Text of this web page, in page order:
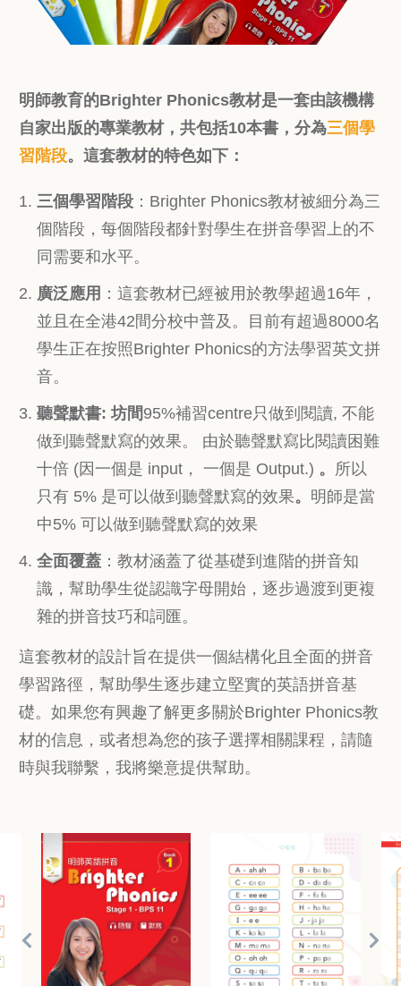
明師教育的Brighter Phonics教材是一套由該機構
自家出版的專業教材，共包括10本書，分為三個學
習階段。這套教材的特色如下：
三個學習階段 ：Brighter Phonics教材被細分為三
個階段，每個階段都針對學生在拼音學習上的不
同需要和水平。
廣泛應用 ：這套教材已經被用於教學超過16年，
並且在全港42間分校中普及。目前有超過8000名
學生正在按照Brighter Phonics的方法學習英文拼
音。
聽聲默書: 坊間95%補習centre只做到閱讀, 不能
做到聽聲默寫的效果。 由於聽聲默寫比閱讀困難
十倍 (因一個是 input， 一個是 Output.) 。 所以
只有 5% 是可以做到聽聲默寫的效果。 明師是當
中5% 可以做到聽聲默寫的效果
全面覆蓋 ：教材涵蓋了從基礎到進階的拼音知
識，幫助學生從認識字母開始，逐步過渡到更複
雜的拼音技巧和詞匯。
這套教材的設計旨在提供一個結構化且全面的拼音
學習路徑，幫助學生逐步建立堅實的英語拼音基
礎。如果您有興趣了解更多關於Brighter Phonics教
材的信息，或者想為您的孩子選擇相關課程，請隨
時與我聯繫，我將樂意提供幫助。